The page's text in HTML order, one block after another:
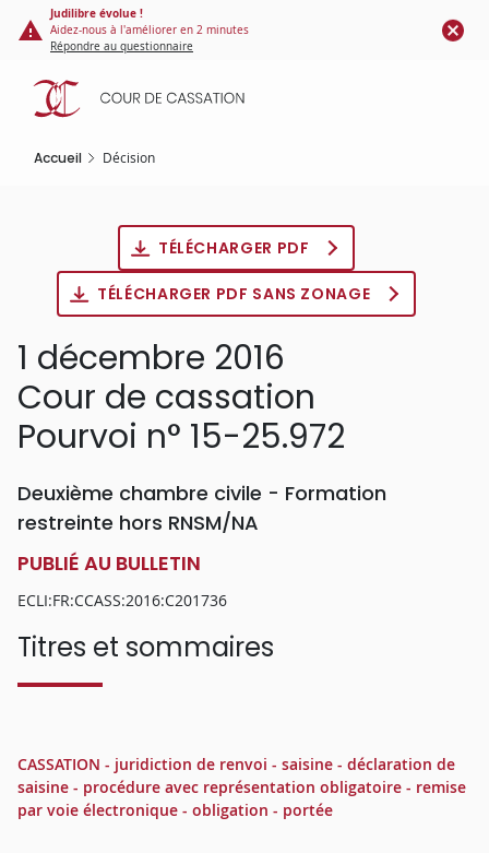
Panneau de gestion des cookies
contenu
principal
Judilibre évolue !
Aidez-nous à l'améliorer en 2 minutes
Répondre au questionnaire
Accueil Décision
TÉLÉCHARGER PDF
TÉLÉCHARGER PDF SANS ZONAGE
1 décembre 2016
Cour de cassation
Pourvoi n° 15-25.972
Deuxième chambre civile - Formation
restreinte hors RNSM/NA
PUBLIÉ AU BULLETIN
ECLI:FR:CCASS:2016:C201736
Titres et sommaires
CASSATION - juridiction de renvoi - saisine - déclaration de
saisine - procédure avec représentation obligatoire - remise
par voie électronique - obligation - portée